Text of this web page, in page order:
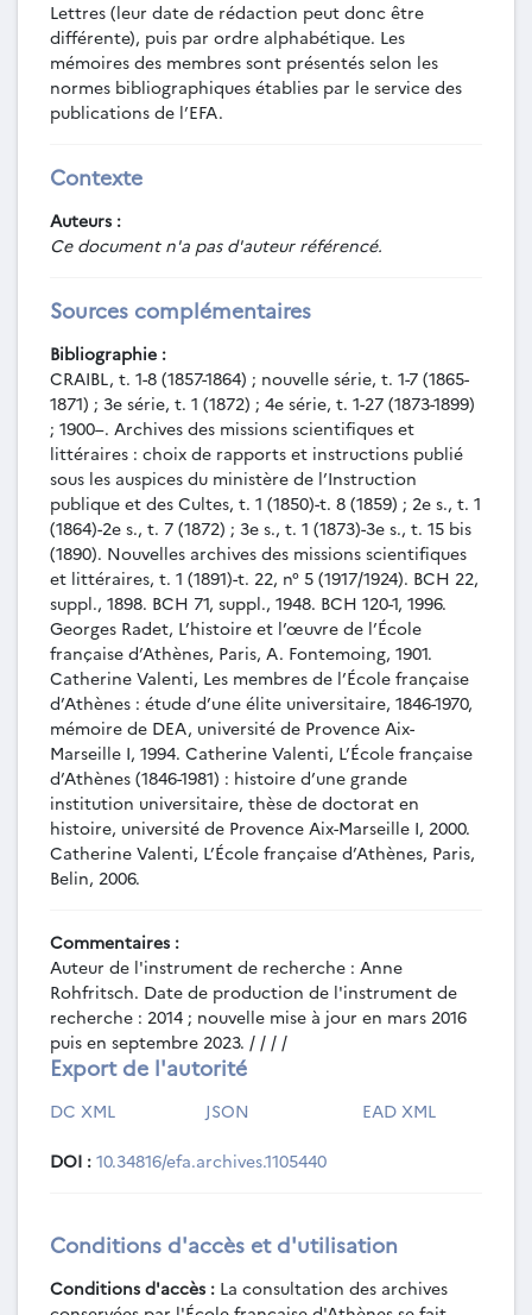
Paul-Émile : étude d’un monument votif delphien,
mémoire de membre de 4e année, Athènes, EFA,
1981.
MEM-053 - Arthur Muller, Coroplathie
hellénistique de Thasos : recherches préliminaires
1981.
en pierre, en terre cuite et en faïence dans le
MEM-055 - Jean-Yves Empereur, Les
amphores de Délos, mémoire de membre de 4e
année, Athènes, EFA, 1982.
MEM-056 - Dominique Mulliez, Les
affranchissements du théâtre de Delphes :
première partie, révision des FD III 6, n° 1 à 124,
mémoire de membre de 3e année, Athènes, EFA,
1982.
MEM-057 - Pascal Darcque, Recherches sur
Mycènes : essai de description des bâtiments de
l’époque mycénienne, mémoire de membre de 4e
année, Athènes, EFA, 1983.
MEM-058 - Dominique Mulliez, Actes
d’affranchissement delphiques inédits ou revus,
mémoire de membre de 4e année, Athènes, EFA,
1983.
MEM-059 - Annie Bélis, Les deux hymnes
delphiques à Apollon : étude épigraphique et
musicale, mémoire de membre de 3e année,
Athènes, EFA, [1985].
MEM-060 - Jean-Michel Saulnier, Catalogue
des monnaies byzantines de Thasos, mémoire de
membre de 3e année, Athènes, EFA, [1985].
d’auloi de Délos : recherches philologiques et
archéologiques, mémoire de membre de 4e
année, Athènes, EFA, 1986.
MEM-062 - Vincent Déroche, Études sur
Delphes paléochrétienne, mémoire de membre
de 3e année, Athènes, EFA, 1986.
MEM-063 - Hervé Duchêne, La stèle du port
thasienne, mémoire de membre de 3e année,
archéologique de Thasos : établissement et
études des données, mémoire de membre de 3e
année, Athènes, EFA, 1987.
Lettres (leur date de rédaction peut donc être
différente), puis par ordre alphabétique. Les
mémoires des membres sont présentés selon les
normes bibliographiques établies par le service des
publications de l’EFA.
Contexte
Auteurs :
Ce document n'a pas d'auteur référencé.
Sources complémentaires
Bibliographie :
CRAIBL, t. 1-8 (1857-1864) ; nouvelle série, t. 1-7 (1865-
1871) ; 3e série, t. 1 (1872) ; 4e série, t. 1-27 (1873-1899)
; 1900–. Archives des missions scientifiques et
littéraires : choix de rapports et instructions publié
sous les auspices du ministère de l’Instruction
publique et des Cultes, t. 1 (1850)-t. 8 (1859) ; 2e s., t. 1
(1864)-2e s., t. 7 (1872) ; 3e s., t. 1 (1873)-3e s., t. 15 bis
(1890). Nouvelles archives des missions scientifiques
et littéraires, t. 1 (1891)-t. 22, n° 5 (1917/1924). BCH 22,
suppl., 1898. BCH 71, suppl., 1948. BCH 120-1, 1996.
Georges Radet, L’histoire et l’œuvre de l’École
française d’Athènes, Paris, A. Fontemoing, 1901.
Catherine Valenti, Les membres de l’École française
d’Athènes : étude d’une élite universitaire, 1846-1970,
mémoire de DEA, université de Provence Aix-
Marseille I, 1994. Catherine Valenti, L’École française
d’Athènes (1846-1981) : histoire d’une grande
institution universitaire, thèse de doctorat en
histoire, université de Provence Aix-Marseille I, 2000.
Catherine Valenti, L’École française d’Athènes, Paris,
Belin, 2006.
Commentaires :
Auteur de l'instrument de recherche : Anne
Rohfritsch. Date de production de l'instrument de
recherche : 2014 ; nouvelle mise à jour en mars 2016
puis en septembre 2023. / / / /
Export de l'autorité
DC XML JSON EAD XML
DOI : 10.34816/efa.archives.1105440
Conditions d'accès et d'utilisation
Conditions d'accès : La consultation des archives